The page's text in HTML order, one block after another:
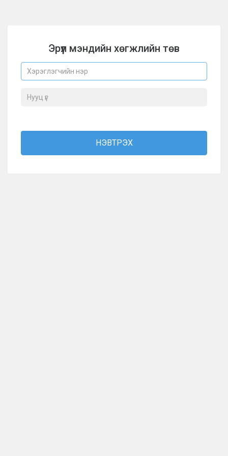
Эрүүл мэндийн хөгжлийн төв